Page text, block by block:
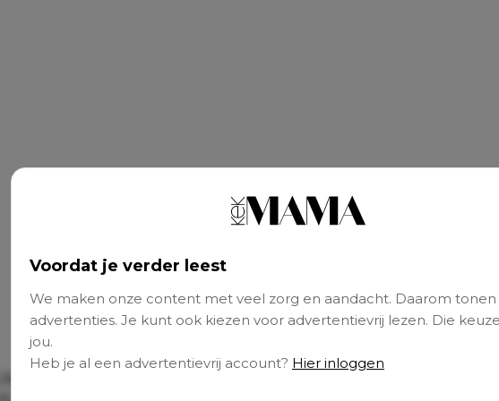
Voordat je verder leest
We maken onze content met veel zorg en aandacht. Daarom tonen
advertenties. Je kunt ook kiezen voor advertentievrij lezen. Die
jou.
Heb je al een advertentievrij account? Hier inloggen
Lianne (33), moeder van Evi (8) en Lexi (8),